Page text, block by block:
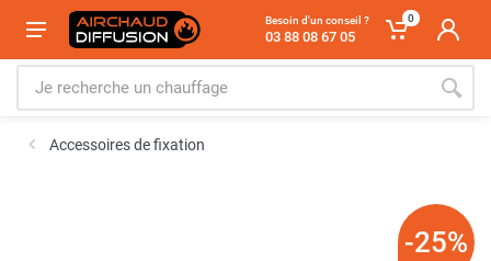
Besoin d'un conseil ?
03 88 08 67 05
0
Accessoires de fixation
-25%